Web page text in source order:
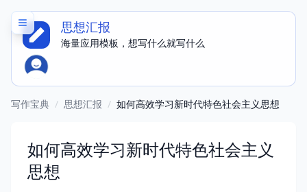
思想汇报
海量应用模板，想写什么就写什么
写作宝典 / 思想汇报 / 如何高效学习新时代特色社会主义思想
如何高效学习新时代特色社会主义
思想